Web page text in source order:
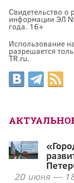
Свидетельство о
информации ЭЛ
года. 16+
Использование
разрешается
TR.ru.
20 июня —